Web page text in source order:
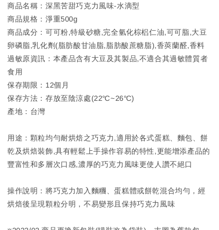
商品名稱：深黑苦甜巧克力風味-水滴型
商品規格：淨重500g
商品成分：可可粉,特級砂糖,完全氫化棕梠仁油,可可脂,大豆
卵磷脂,乳化劑(脂肪酸甘油脂,脂肪酸蔗糖脂),香莢蘭醛,香料
過敏原資訊：本產品含有大豆及其製品,不適合其過敏體質者
食用
保存期限：12個月
保存方法：存放至陰涼處(22℃~26℃)
產地：台灣
用途：顆粒均勻耐烘焙之巧克力,適用於各式蛋糕、麵包、餅
乾及烘焙裝飾,具有輕鬆上手操作容易的特性,更能增添產品的
豐富性和多層次口感,濃厚的巧克力風味更使人讚不絕口
操作說明：將巧克力加入麵糰、蛋糕體或餅乾混合均勻，經
烘焙後呈現顆粒分明，不易變形且保持巧克力風味